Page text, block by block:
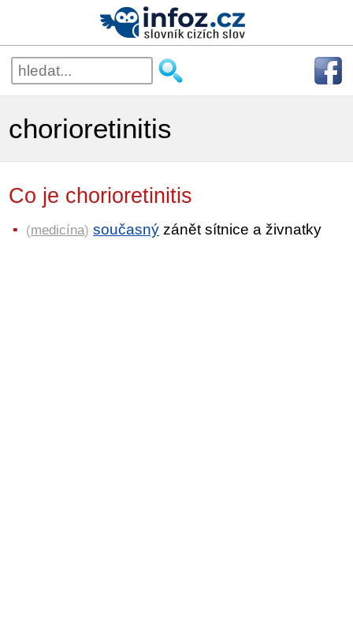
chorioretinitis
Co je chorioretinitis
(medicína) současný zánět sítnice a živnatky